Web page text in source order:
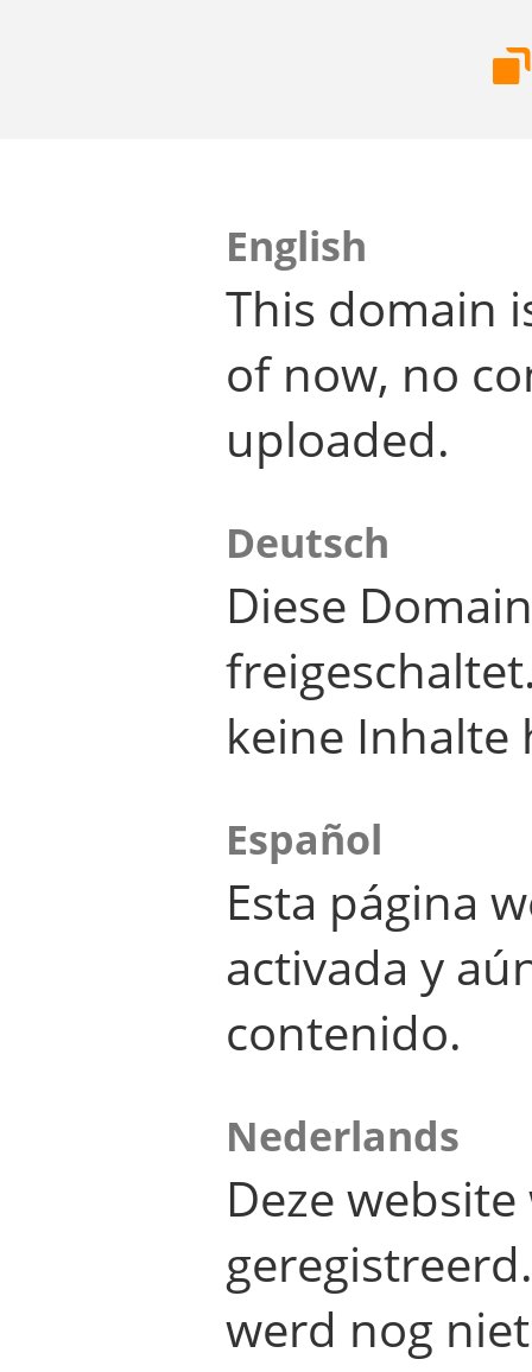
English
This domain
of now, no
uploaded.
Deutsch
Diese
keine Inhalte
Español
Esta página
activada y
contenido.
Nederlands
Deze
werd nog